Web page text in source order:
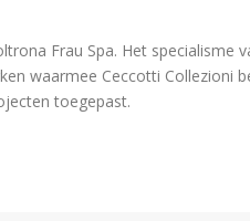
Frau Spa. Het specialisme
waarmee Ceccotti Collezioni
toegepast.